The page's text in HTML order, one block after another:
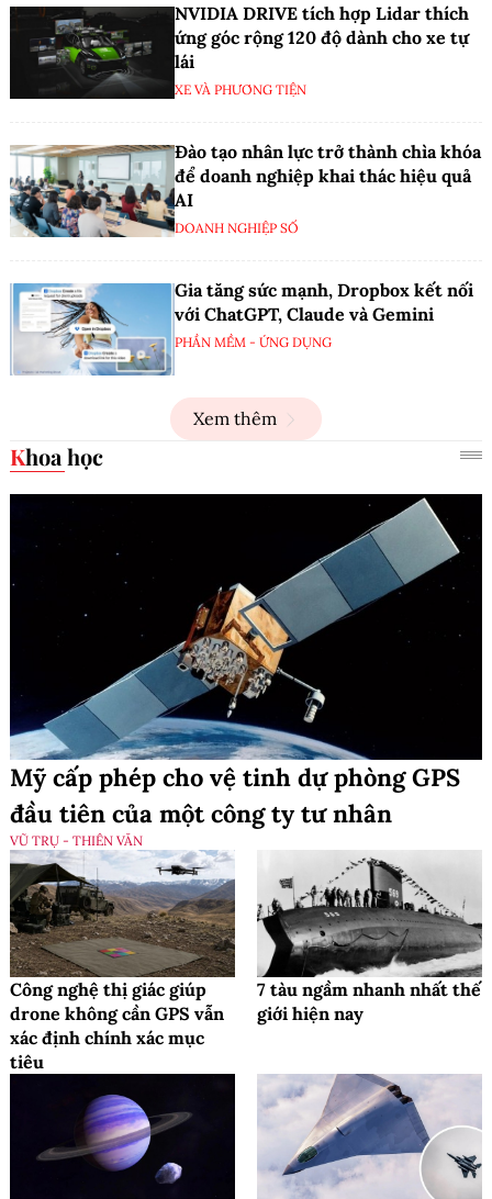
NVIDIA DRIVE tích hợp Lidar thích
ứng góc rộng 120 độ dành cho xe tự
lái
XE VÀ PHƯƠNG TIỆN
Đào tạo nhân lực trở thành chìa khóa
để doanh nghiệp khai thác hiệu quả
AI
DOANH NGHIỆP SỐ
Gia tăng sức mạnh, Dropbox kết nối
với ChatGPT, Claude và Gemini
PHẦN MỀM - ỨNG DỤNG
Xem thêm
Khoa học
Mỹ cấp phép cho vệ tinh dự phòng GPS
đầu tiên của một công ty tư nhân
VŨ TRỤ - THIÊN VĂN
Công nghệ thị giác giúp
drone không cần GPS vẫn
xác định chính xác mục
tiêu
7 tàu ngầm nhanh nhất thế
giới hiện nay